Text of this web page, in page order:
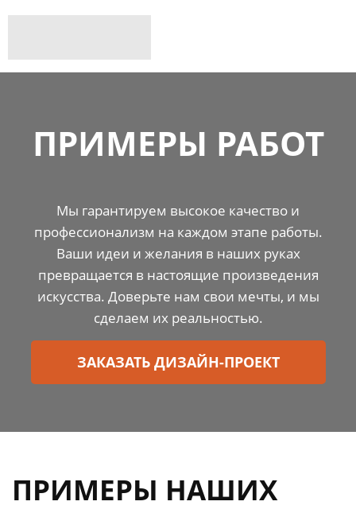
ПРИМЕРЫ РАБОТ
Мы гарантируем высокое качество и
профессионализм на каждом этапе работы.
Ваши идеи и желания в наших руках
превращается в настоящие произведения
искусства. Доверьте нам свои мечты, и мы
сделаем их реальностью.
ЗАКАЗАТЬ ДИЗАЙН-ПРОЕКТ
ПРИМЕРЫ НАШИХ